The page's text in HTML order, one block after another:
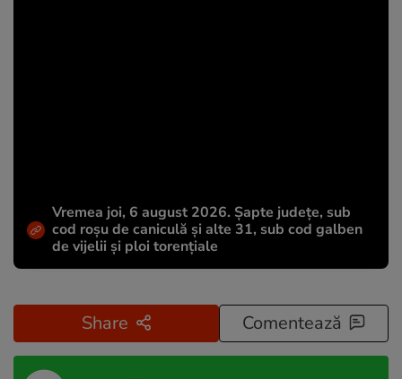
Vremea joi, 6 august 2026. Șapte județe, sub
cod roșu de caniculă și alte 31, sub cod galben
de vijelii și ploi torențiale
Share Comentează